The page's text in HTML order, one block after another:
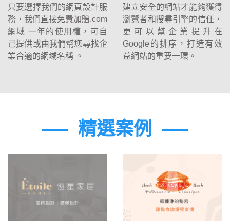
只要選擇我們的網頁設計服
務，我們直接免費加贈.com
網域 一年的使用權，可自
己提供或由我們幫您尋找企
業合適的網域名稱 。
建立安全的網站才能夠獲得
瀏覽者和搜尋引擎的信任，
更可以幫企業提升在
Google的排序，打造有效
益網站的重要一環。
精選案例